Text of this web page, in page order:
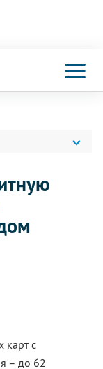
карт с
– до 62